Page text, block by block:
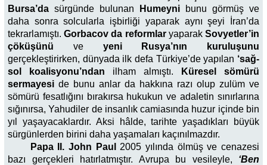
Bursa’da sürgünde bulunan Humeyni
bunu görmüş ve
daha sonra solcularla iş­birliği yaparak aynı şeyi İran’da
tekrarlamıştı.Gorbacov da reformlar yaparakSovyetler’in
çöküşünü ve yeni Rusya’nın kuruluşu­nu
gerçekleştirirken, dünyada ilk defa Türkiye’de yapılan ‘sağ-
sol koalisyonu’ndan ilham almıştı.
Küresel sömürü
sermayesi de bunu anlar da hakkına razı olup zulüm ve
sömürü fesatlığını bırakırsa hukukun ve adaletin sınırlarına
sığınırsa, Yahudiler de insanlık camiasında huzur içinde bin
yıl yaşayacaklardır. Aksi hâlde, tarihte yaşadıkları büyük
sürgünlerden birini daha yaşamaları kaçınılmazdır.
Papa II. John Paul 2005 yılında ölmüş ve cena­zesi
bazı gerçekleri hatırlatmıştır. Avrupa bu vesiley­le, ‘Ben